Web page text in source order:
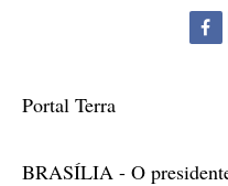
Portal Terra
BRASÍLIA - O